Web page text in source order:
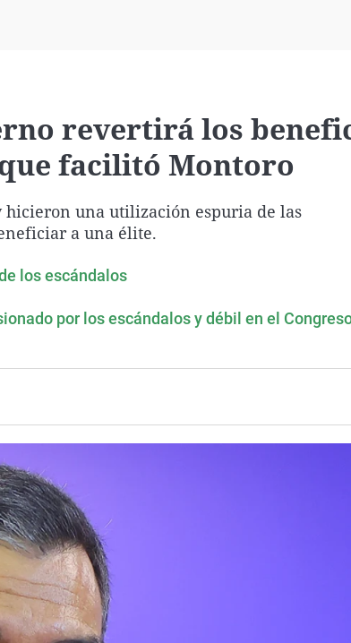
revertirá los
facilitó Montoro
hicieron una utilización espuria de las
a una élite.
los escándalos
por los escándalos y débil en el